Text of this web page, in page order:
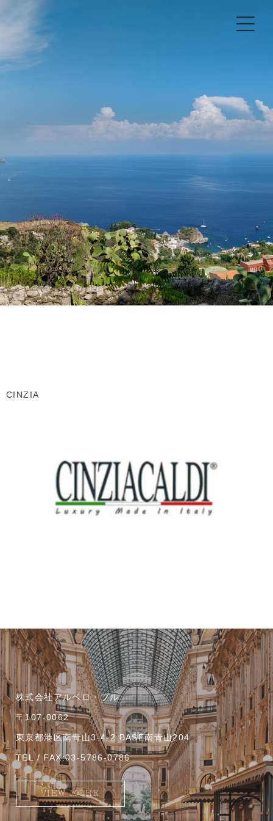
CINZIA
株式会社アルベロ・ブル
〒107-0062
東京都港区南青山3-4-2 BASE南青山204
TEL / FAX:03-5786-0786
VIEW MORE